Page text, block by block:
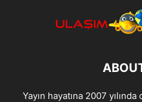
Yayın hayatına 2007